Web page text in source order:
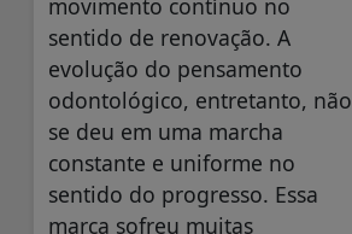
movimento contínuo no
sentido de renovação. A
evolução do pensamento
odontológico, entretanto, não
se deu em uma marcha
constante e uniforme no
sentido do progresso. Essa
marca sofreu muitas